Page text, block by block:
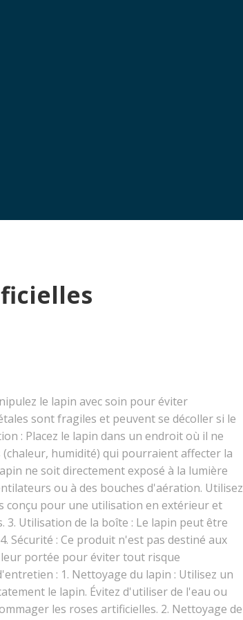
le lapin avec soin pour éviter
sont fragiles et peuvent se décoller si le
: Placez le lapin dans un endroit où il ne
humidité) qui pourraient affecter la
ne soit directement exposé à la lumière
ou à des bouches d'aération. Utilisez
conçu pour une utilisation en extérieur et
Utilisation de la boîte : Le lapin peut être
Sécurité : Ce produit n'est pas destiné aux
portée pour éviter tout risque
: 1. Nettoyage du lapin : Utilisez un
le lapin. Évitez d'utiliser de l'eau ou
les roses artificielles. 2. Nettoyage de